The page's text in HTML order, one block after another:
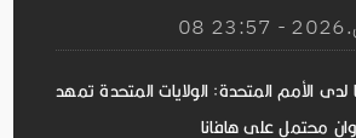
الأمم المتحدة: الولايات المتحدة تمهد
محتمل على هافانا